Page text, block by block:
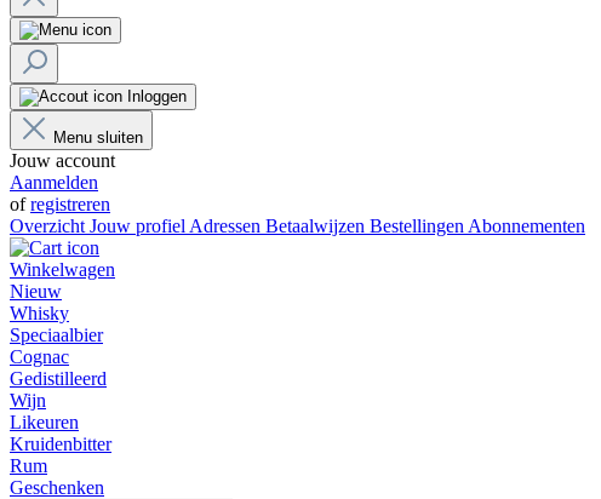
Inloggen
Menu sluiten
Jouw account
Aanmelden
ofregistreren
Overzicht Jouw profiel Adressen Betaalwijzen Bestellingen Abonnementen
Winkelwagen
Nieuw
Whisky
Speciaalbier
Cognac
Gedistilleerd
Wijn
Likeuren
Kruidenbitter
Rum
Geschenken